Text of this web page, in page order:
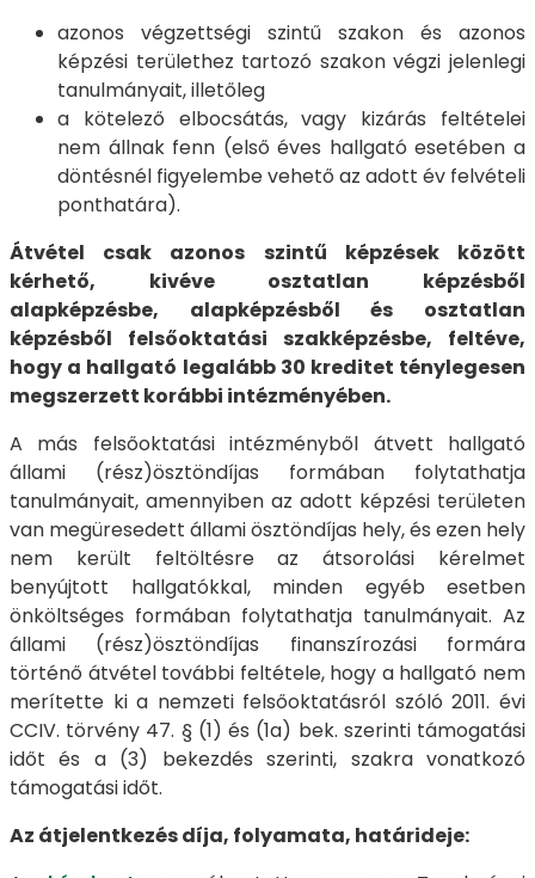
azonos végzettségi szintű szakon és azonos
képzési területhez tartozó szakon végzi jelenlegi
tanulmányait, illetőleg
a kötelező elbocsátás, vagy kizárás feltételei
nem állnak fenn (első éves hallgató esetében a
döntésnél figyelembe vehető az adott év felvételi
ponthatára).
Átvétel csak azonos szintű képzések között
kérhető, kivéve osztatlan képzésből
alapképzésbe, alapképzésből és osztatlan
képzésből felsőoktatási szakképzésbe, feltéve,
hogy a hallgató legalább 30 kreditet ténylegesen
megszerzett korábbi intézményében.
A más felsőoktatási intézményből átvett hallgató
állami (rész)ösztöndíjas formában folytathatja
tanulmányait, amennyiben az adott képzési területen
van megüresedett állami ösztöndíjas hely, és ezen hely
nem került feltöltésre az átsorolási kérelmet
benyújtott hallgatókkal, minden egyéb esetben
önköltséges formában folytathatja tanulmányait. Az
állami (rész)ösztöndíjas finanszírozási formára
történő átvétel további feltétele, hogy a hallgató nem
merítette ki a nemzeti felsőoktatásról szóló 2011. évi
CCIV. törvény 47. § (1) és (1a) bek. szerinti támogatási
időt és a (3) bekezdés szerinti, szakra vonatkozó
támogatási időt.
Az átjelentkezés díja, folyamata, határideje: